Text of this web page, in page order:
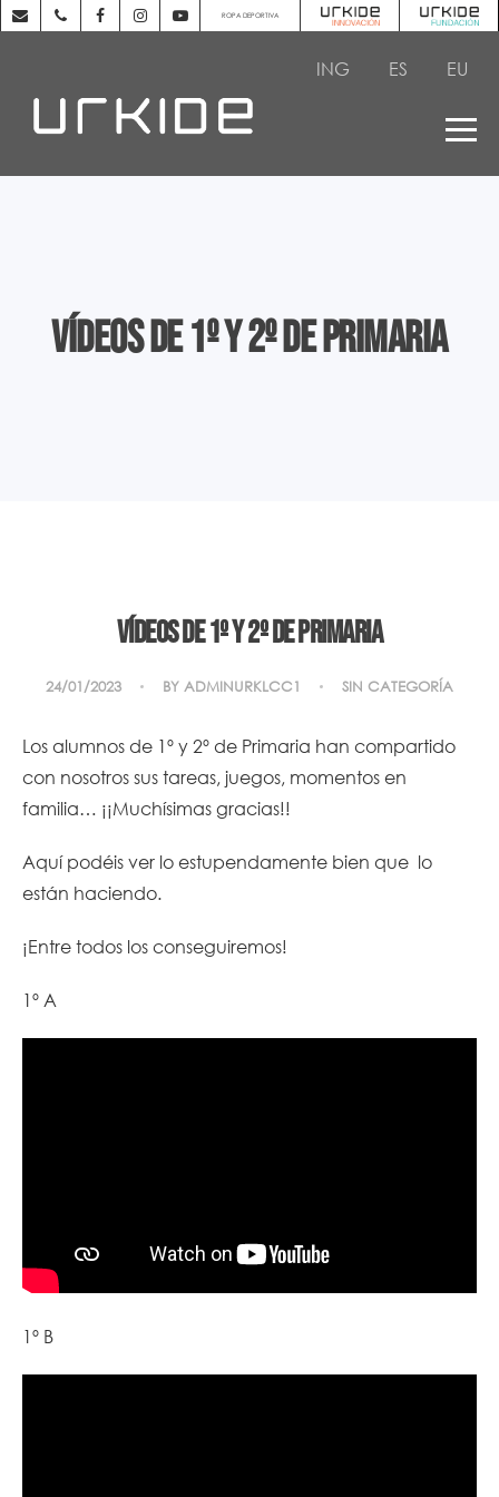
ROPA DEPORTIVA
ING ES EU
Vídeos de 1º y 2º de Primaria
Vídeos de 1º y 2º de Primaria
24/01/2023 BY ADMINURKLCC1 SIN CATEGORÍA
Los alumnos de 1º y 2º de Primaria han compartido
con nosotros sus tareas, juegos, momentos en
familia… ¡¡Muchísimas gracias!!
Aquí podéis ver lo estupendamente bien que lo
están haciendo.
¡Entre todos los conseguiremos!
1º A
1º B